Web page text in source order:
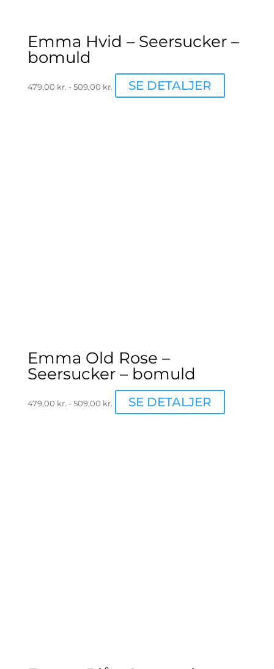
Emma Hvid – Seersucker –
bomuld
479,00 kr. - 509,00 kr. SE DETALJER
vare
Emma Old Rose –
Seersucker – bomuld
479,00 kr. - 509,00 kr. SE DETALJER
vare